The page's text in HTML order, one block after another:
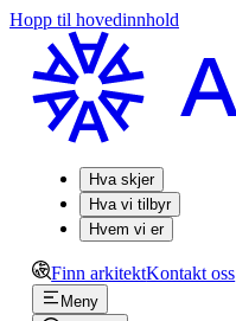
Hopp til hovedinnhold
Hva skjer
Hva vi tilbyr
Hvem vi er
Finn arkitektKontakt oss
Meny